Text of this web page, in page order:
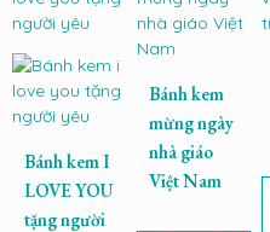
Bánh kem I
LOVE YOU
tặng người
Bánh kem
mừng ngày
nhà giáo
Việt Nam